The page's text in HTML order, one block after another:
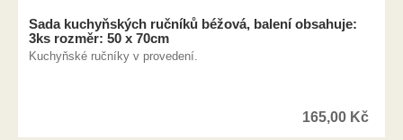
Sada kuchyňských ručníků béžová, balení obsahuje:
3ks rozměr: 50 x 70cm
Kuchyňské ručníky v provedení.
165,00 Kč